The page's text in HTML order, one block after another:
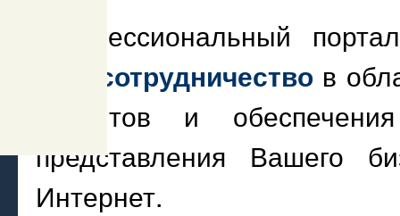
Профессиональный
Вам сотрудничество в
клиентов и
представления Вашего
Интернет.